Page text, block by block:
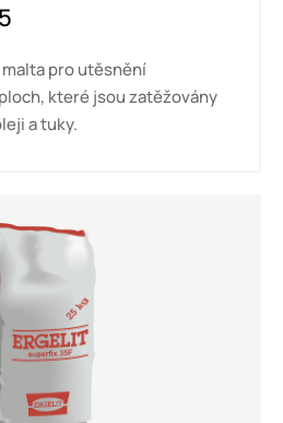
pro utěsnění
které jsou zatěžovány
a tuky.